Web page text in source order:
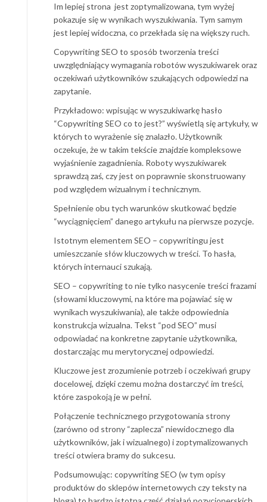
Im lepiej strona jest zoptymalizowana, tym wyżej
pokazuje się w wynikach wyszukiwania. Tym samym
jest lepiej widoczna, co przekłada się na większy ruch.
Copywriting SEO to sposób tworzenia treści
uwzględniający wymagania robotów wyszukiwarek oraz
oczekiwań użytkowników szukających odpowiedzi na
zapytanie.
Przykładowo: wpisując w wyszukiwarkę hasło
“Copywriting SEO co to jest?” wyświetlą się artykuły, w
których to wyrażenie się znalazło. Użytkownik
oczekuje, że w takim tekście znajdzie kompleksowe
wyjaśnienie zagadnienia. Roboty wyszukiwarek
sprawdzą zaś, czy jest on poprawnie skonstruowany
pod względem wizualnym i technicznym.
Spełnienie obu tych warunków skutkować będzie
“wyciągnięciem” danego artykułu na pierwsze pozycje.
Istotnym elementem SEO – copywritingu jest
umieszczanie słów kluczowych w treści. To hasła,
których internauci szukają.
SEO – copywriting to nie tylko nasycenie treści frazami
(słowami kluczowymi, na które ma pojawiać się w
wynikach wyszukiwania), ale także odpowiednia
konstrukcja wizualna. Tekst “pod SEO” musi
odpowiadać na konkretne zapytanie użytkownika,
dostarczając mu merytorycznej odpowiedzi.
Kluczowe jest zrozumienie potrzeb i oczekiwań grupy
docelowej, dzięki czemu można dostarczyć im treści,
które zaspokoją je w pełni.
Połączenie technicznego przygotowania strony
(zarówno od strony “zaplecza” niewidocznego dla
użytkowników, jak i wizualnego) i zoptymalizowanych
treści otwiera bramy do sukcesu.
Podsumowując: copywriting SEO (w tym opisy
produktów do sklepów internetowych czy teksty na